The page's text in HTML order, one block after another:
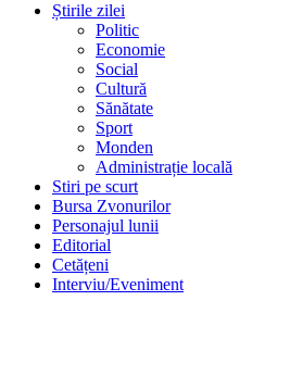
Știrile zilei
Politic
Economie
Social
Cultură
Sănătate
Sport
Monden
Administrație locală
Stiri pe scurt
Bursa Zvonurilor
Personajul lunii
Editorial
Cetățeni
Interviu/Eveniment